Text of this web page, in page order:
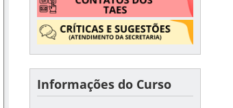
Informações do Curso